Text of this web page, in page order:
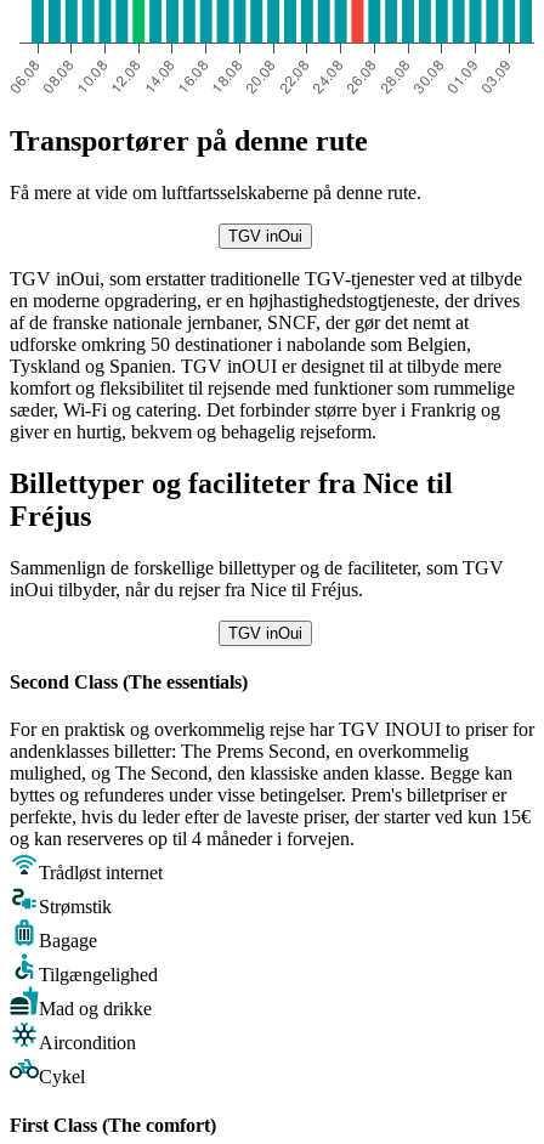
Transportører på denne rute
Få mere at vide om luftfartsselskaberne på denne rute.
TGV inOui
TGV inOui, som erstatter traditionelle TGV-tjenester ved at tilbyde
en moderne opgradering, er en højhastighedstogtjeneste, der drives
af de franske nationale jernbaner, SNCF, der gør det nemt at
udforske omkring 50 destinationer i nabolande som Belgien,
Tyskland og Spanien. TGV inOUI er designet til at tilbyde mere
komfort og fleksibilitet til rejsende med funktioner som rummelige
sæder, Wi-Fi og catering. Det forbinder større byer i Frankrig og
giver en hurtig, bekvem og behagelig rejseform.
Billettyper og faciliteter fra Nice til
Fréjus
Sammenlign de forskellige billettyper og de faciliteter, som TGV
inOui tilbyder, når du rejser fra Nice til Fréjus.
TGV inOui
Second Class (The essentials)
For en praktisk og overkommelig rejse har TGV INOUI to priser for
andenklasses billetter: The Prems Second, en overkommelig
mulighed, og The Second, den klassiske anden klasse. Begge kan
byttes og refunderes under visse betingelser. Prem's billetpriser er
perfekte, hvis du leder efter de laveste priser, der starter ved kun 15€
og kan reserveres op til 4 måneder i forvejen.
Trådløst internet
Strømstik
Bagage
Tilgængelighed
Mad og drikke
Aircondition
Cykel
First Class (The comfort)